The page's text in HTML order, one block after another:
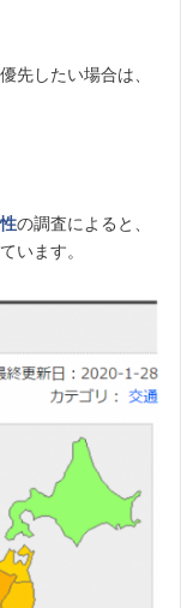
先したい場合は、
の調査によると、
います。